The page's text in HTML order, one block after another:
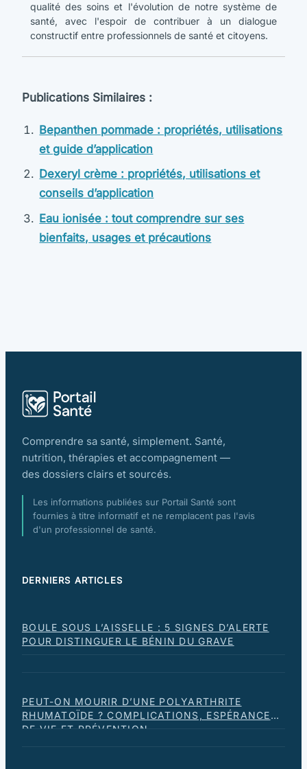
qualité des soins et l'évolution de notre système de
santé, avec l'espoir de contribuer à un dialogue
constructif entre professionnels de santé et citoyens.
Publications Similaires :
Bepanthen pommade : propriétés, utilisations
et guide d’application
Dexeryl crème : propriétés, utilisations et
conseils d’application
Eau ionisée : tout comprendre sur ses
bienfaits, usages et précautions
Comprendre sa santé, simplement. Santé,
nutrition, thérapies et accompagnement —
des dossiers clairs et sourcés.
Les informations publiées sur Portail Santé sont
fournies à titre informatif et ne remplacent pas l'avis
d'un professionnel de santé.
DERNIERS ARTICLES
BOULE SOUS L’AISSELLE : 5 SIGNES D’ALERTE
POUR DISTINGUER LE BÉNIN DU GRAVE
PEUT-ON MOURIR D’UNE POLYARTHRITE
RHUMATOÏDE ? COMPLICATIONS, ESPÉRANCE
DE VIE ET PRÉVENTION